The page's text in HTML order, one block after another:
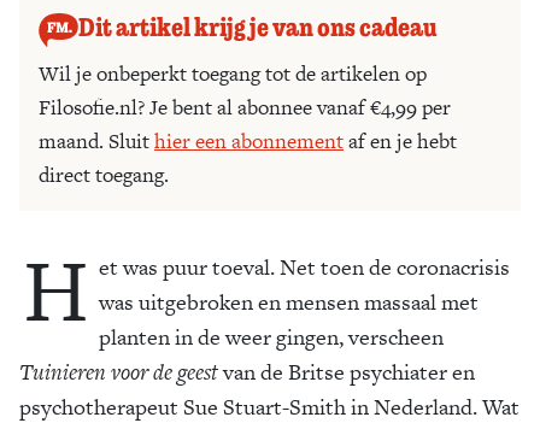
Dit artikel krijg je van ons cadeau
Wil je onbeperkt toegang tot de artikelen op
Filosofie.nl? Je bent al abonnee vanaf €4,99 per
maand. Sluithier een abonnementaf en je hebt
direct toegang.
H et was puur toeval. Net toen de coronacrisis
was uitgebroken en mensen massaal met
planten in de weer gingen, verscheen
Tuinieren voor de geestvan de Britse psychiater en
psychotherapeut Sue Stuart-Smith in Nederland. Wat